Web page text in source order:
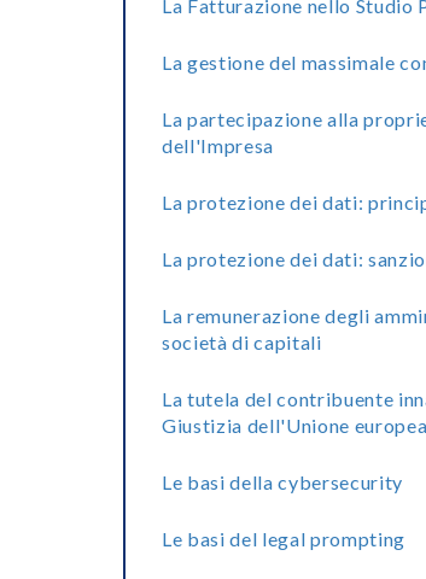
La Fatturazione nello Studio
La gestione del massimale
La partecipazione alla
dell'Impresa
La protezione dei dati:
La protezione dei dati:
La remunerazione degli
società di capitali
La tutela del contribuente
Giustizia dell'Unione europea
Le basi della cybersecurity
Le basi del legal prompting